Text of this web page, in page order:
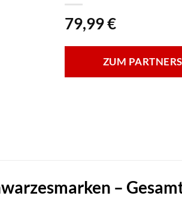
79,99€
ZUM
–